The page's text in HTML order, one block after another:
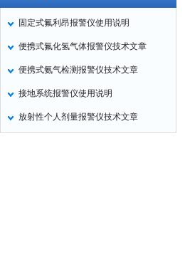
计算机
固定式氟利昂报警仪使用说明
便携式氟化氢气体报警仪技术文章
便携式氨气检测报警仪技术文章
接地系统报警仪使用说明
放射性个人剂量报警仪技术文章